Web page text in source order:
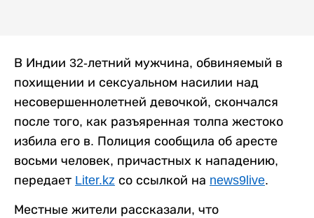
В Индии 32-летний мужчина, обвиняемый в
похищении и сексуальном насилии над
несовершеннолетней девочкой, скончался
после того, как разъяренная толпа жестоко
избила его в. Полиция сообщила об аресте
восьми человек, причастных к нападению,
передает Liter.kz со ссылкой на news9live.
Местные жители рассказали, что